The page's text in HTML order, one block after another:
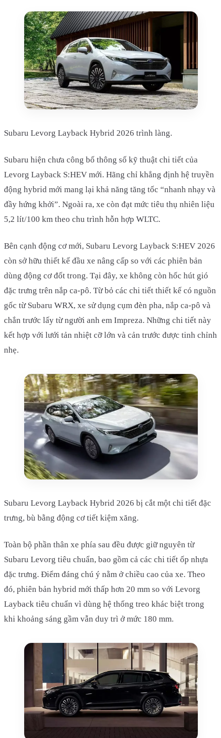
Subaru Levorg Layback Hybrid 2026 trình làng.
Subaru hiện chưa công bố thông số kỹ thuật chi tiết của
Levorg Layback S:HEV mới. Hãng chỉ khẳng định hệ truyền
động hybrid mới mang lại khả năng tăng tốc “nhanh nhạy và
đầy hứng khởi”. Ngoài ra, xe còn đạt mức tiêu thụ nhiên liệu
5,2 lít/100 km theo chu trình hỗn hợp WLTC.
Bên cạnh động cơ mới, Subaru Levorg Layback S:HEV 2026
còn sở hữu thiết kế đầu xe nâng cấp so với các phiên bản
dùng động cơ đốt trong. Tại đây, xe không còn hốc hút gió
đặc trưng trên nắp ca-pô. Từ bỏ các chi tiết thiết kế có nguồn
gốc từ Subaru WRX, xe sử dụng cụm đèn pha, nắp ca-pô và
chắn trước lấy từ người anh em Impreza. Những chi tiết này
kết hợp với lưới tản nhiệt cỡ lớn và cản trước được tinh chỉnh
nhẹ.
Subaru Levorg Layback Hybrid 2026 bị cắt một chi tiết đặc
trưng, bù bằng động cơ tiết kiệm xăng.
Toàn bộ phần thân xe phía sau đều được giữ nguyên từ
Subaru Levorg tiêu chuẩn, bao gồm cả các chi tiết ốp nhựa
đặc trưng. Điểm đáng chú ý nằm ở chiều cao của xe. Theo
đó, phiên bản hybrid mới thấp hơn 20 mm so với Levorg
Layback tiêu chuẩn vì dùng hệ thống treo khác biệt trong
khi khoảng sáng gầm vẫn duy trì ở mức 180 mm.